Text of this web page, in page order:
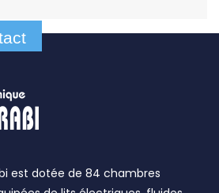
est dotée de 84 chambres